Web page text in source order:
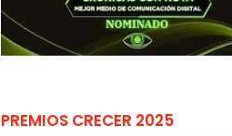
PREMIOS CRECER 2025